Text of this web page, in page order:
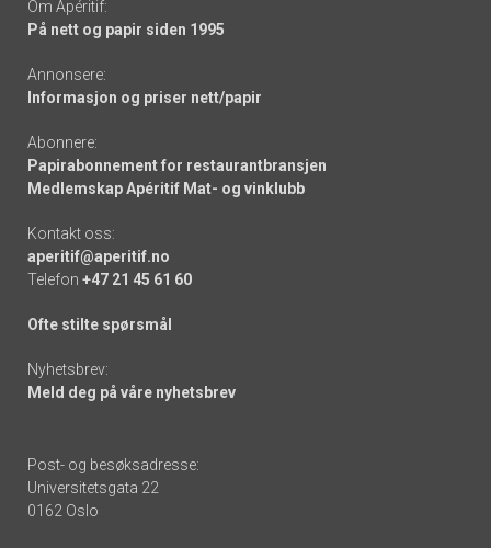
Om Apéritif:
På nett og papir siden 1995
Annonsere:
Informasjon og priser nett/papir
Abonnere:
Papirabonnement for restaurantbransjen
Medlemskap Apéritif Mat- og vinklubb
Kontakt oss:
aperitif@aperitif.no
Telefon +47 21 45 61 60
Ofte stilte spørsmål
Nyhetsbrev:
Meld deg på våre nyhetsbrev
Post- og besøksadresse:
Universitetsgata 22
0162 Oslo